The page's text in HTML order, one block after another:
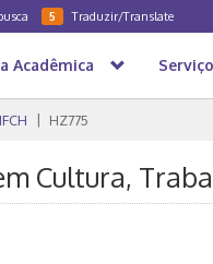
5 Traduzir/Translate
Acadêmica
IFCH HZ775
Cultura,